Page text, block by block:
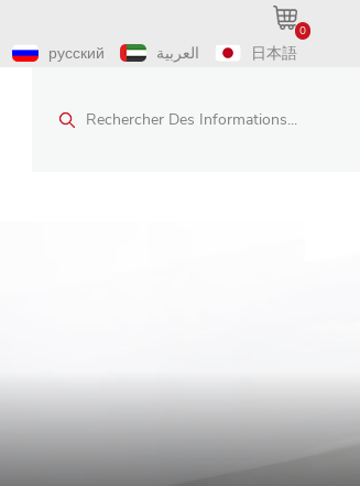
0
русский العربية 日本語
Rechercher Des Informations...